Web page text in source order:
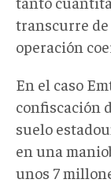
transcurre de
operación
En el caso
confiscación
suelo
en una
unos 7